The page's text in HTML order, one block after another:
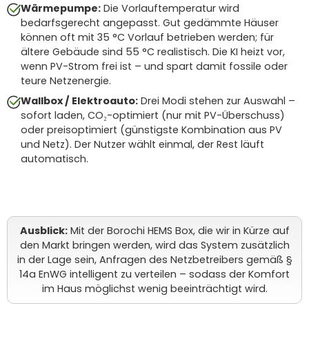
Wärmepumpe: Die Vorlauftemperatur wird
bedarfsgerecht angepasst. Gut gedämmte Häuser
können oft mit 35 °C Vorlauf betrieben werden; für
ältere Gebäude sind 55 °C realistisch. Die KI heizt vor,
wenn PV-Strom frei ist – und spart damit fossile oder
teure Netzenergie.
Wallbox / Elektroauto: Drei Modi stehen zur Auswahl –
sofort laden, CO₂-optimiert (nur mit PV-Überschuss)
oder preisoptimiert (günstigste Kombination aus PV
und Netz). Der Nutzer wählt einmal, der Rest läuft
automatisch.
Ausblick:Mit der Borochi HEMS Box, die wir in Kürze auf
den Markt bringen werden, wird das System zusätzlich
in der Lage sein, Anfragen des Netzbetreibers gemäß §
14a EnWG intelligent zu verteilen – sodass der Komfort
im Haus möglichst wenig beeinträchtigt wird.